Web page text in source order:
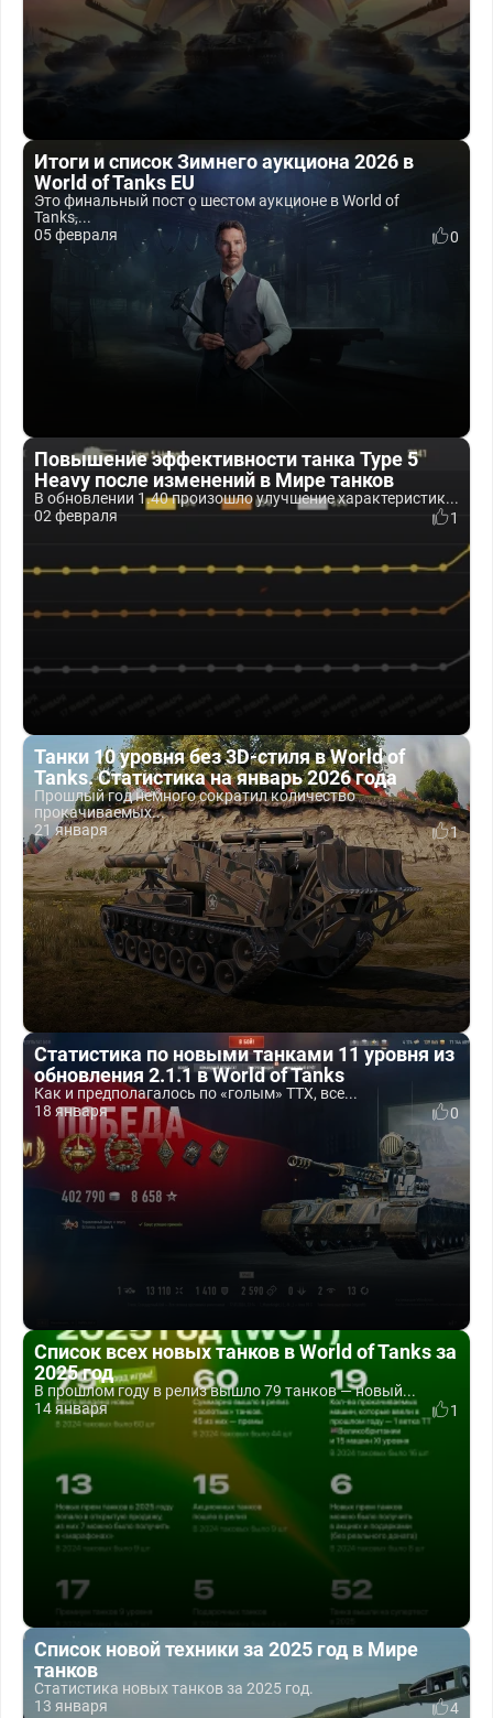
Итоги и список Зимнего аукциона 2026 в
World of Tanks EU
Это финальный пост о шестом аукционе в World of
Tanks,...
05 февраля
0
Повышение эффективности танка Type 5
Heavy после изменений в Мире танков
В обновлении 1.40 произошло улучшение характеристик...
02 февраля
1
Танки 10 уровня без 3D-стиля в World of
Tanks. Статистика на январь 2026 года
Прошлый год немного сократил количество
прокачиваемых...
21 января
1
Статистика по новыми танками 11 уровня из
обновления 2.1.1 в World of Tanks
Как и предполагалось по «голым» ТТХ, все...
18 января
0
Список всех новых танков в World of Tanks за
2025 год
В прошлом году в релиз вышло 79 танков — новый...
14 января
1
Список новой техники за 2025 год в Мире
танков
Статистика новых танков за 2025 год.
13 января
4